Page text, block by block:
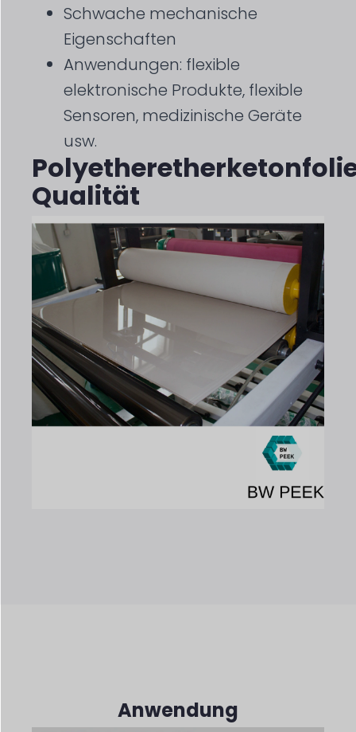
Schwache mechanische
Eigenschaften
Anwendungen: flexible
elektronische Produkte, flexible
Sensoren, medizinische Geräte
usw.
Qualität
Anwendung